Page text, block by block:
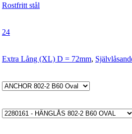
Rostfritt stål
24
Extra Lång (XL) D = 72mm,